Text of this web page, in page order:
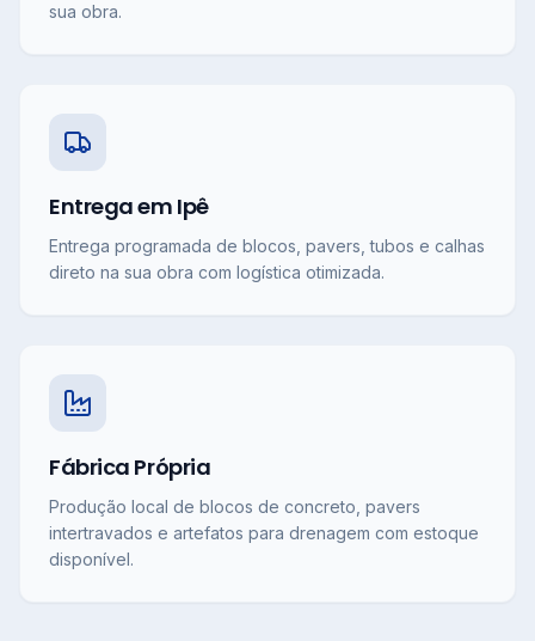
sua obra.
Entrega em Ipê
Entrega programada de blocos, pavers, tubos e calhas
direto na sua obra com logística otimizada.
Fábrica Própria
Produção local de blocos de concreto, pavers
intertravados e artefatos para drenagem com estoque
disponível.